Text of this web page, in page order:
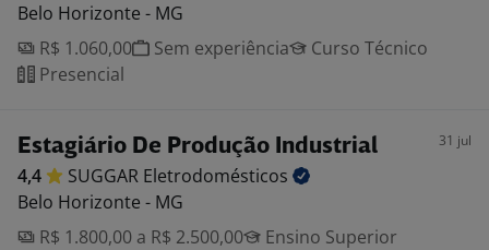
Belo Horizonte - MG
R$ 1.060,00
Sem experiência
Curso Técnico
Presencial
Estagiário De Produção Industrial 31 jul
4,4 SUGGAR Eletrodomésticos
Belo Horizonte - MG
R$ 1.800,00 a R$ 2.500,00
Ensino Superior